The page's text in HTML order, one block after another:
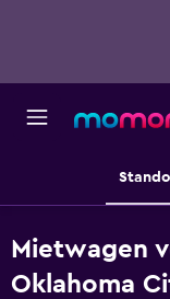
Mietwagen
Oklahoma